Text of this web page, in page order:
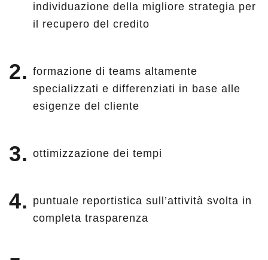
individuazione della migliore strategia per
il recupero del credito
formazione di teams altamente
specializzati e differenziati in base alle
esigenze del cliente
ottimizzazione dei tempi
puntuale reportistica sull’attività svolta in
completa trasparenza